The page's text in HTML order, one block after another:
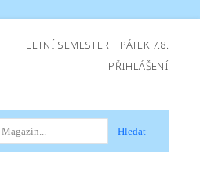
LETNÍ SEMESTER | PÁTEK 7.8.
PŘIHLÁŠENÍ
Hledat